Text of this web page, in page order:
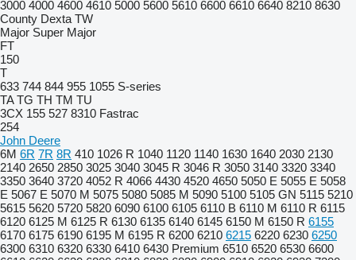
3000 4000 4600 4610 5000 5600 5610 6600 6610 6640 8210 8630
County Dexta TW
Major Super Major
FT
150
T
633 744 844 955 1055 S-series
TA TG TH TM TU
3CX 155 527 8310 Fastrac
254
John Deere
6M 6R 7R 8R 410 1026 R 1040 1120 1140 1630 1640 2030 2130
2140 2650 2850 3025 3040 3045 R 3046 R 3050 3140 3320 3340
3350 3640 3720 4052 R 4066 4430 4520 4650 5050 E 5055 E 5058
E 5067 E 5070 M 5075 5080 5085 M 5090 5100 5105 GN 5115 5210
5615 5620 5720 5820 6090 6100 6105 6110 B 6110 M 6110 R 6115
6120 6125 M 6125 R 6130 6135 6140 6145 6150 M 6150 R 6155
6170 6175 6190 6195 M 6195 R 6200 6210 6215 6220 6230 6250
6300 6310 6320 6330 6410 6430 Premium 6510 6520 6530 6600